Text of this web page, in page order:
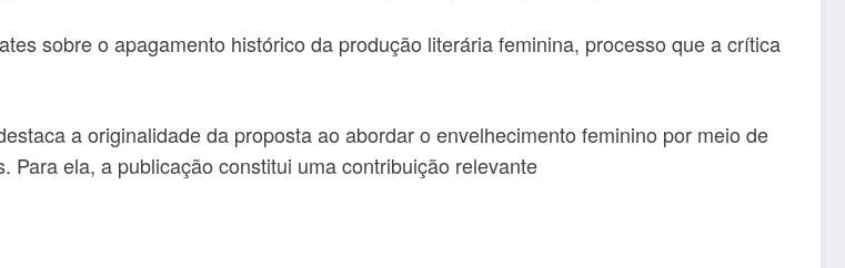
sobre o apagamento histórico da produção literária feminina, processo que a crítica
a originalidade da proposta ao abordar o envelhecimento feminino por meio de
ela, a publicação constitui uma contribuição relevante